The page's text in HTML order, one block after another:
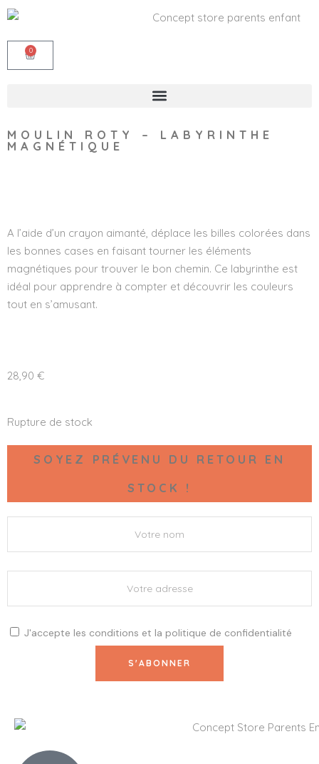
0
MOULIN ROTY – LABYRINTHE
MAGNÉTIQUE
A l’aide d’un crayon aimanté, déplace les billes colorées dans
les bonnes cases en faisant tourner les éléments
magnétiques pour trouver le bon chemin. Ce labyrinthe est
idéal pour apprendre à compter et découvrir les couleurs
tout en s’amusant.
28,90 €
Rupture de stock
SOYEZ PRÉVENU DU RETOUR EN
STOCK !
J'accepte les conditions et la politique de confidentialité